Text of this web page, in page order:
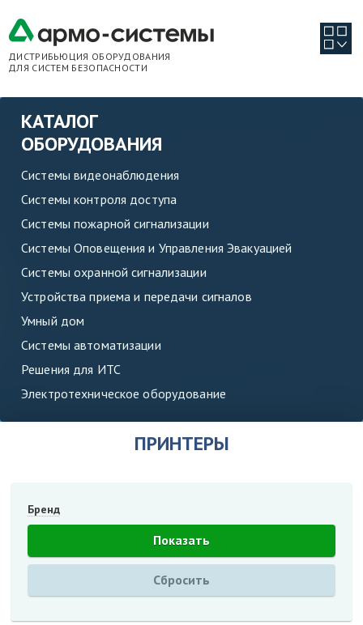
ДИСТРИБЬЮЦИЯ ОБОРУДОВАНИЯ
ДЛЯ СИСТЕМ БЕЗОПАСНОСТИ
КАТАЛОГ
ОБОРУДОВАНИЯ
Системы видеонаблюдения
Системы контроля доступа
Системы пожарной сигнализации
Системы Оповещения и Управления Эвакуацией
Системы охранной сигнализации
Устройства приема и передачи сигналов
Умный дом
Системы автоматизации
Решения для ИТС
Электротехническое оборудование
ПРИНТЕРЫ
Бренд